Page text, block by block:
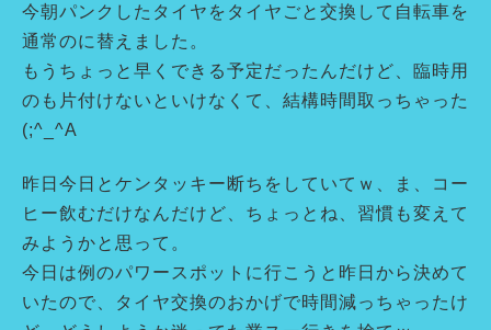
今朝パンクしたタイヤをタイヤごと交換して自転車を
通常のに替えました。
もうちょっと早くできる予定だったんだけど、臨時用
のも片付けないといけなくて、結構時間取っちゃった
(;^_^A
昨日今日とケンタッキー断ちをしていてｗ、ま、コー
ヒー飲むだけなんだけど、ちょっとね、習慣も変えて
みようかと思って。
今日は例のパワースポットに行こうと昨日から決めて
いたので、タイヤ交換のおかげで時間減っちゃったけ